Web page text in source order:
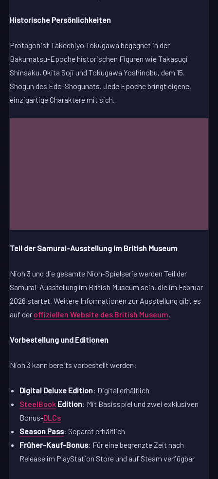
Historische Persönlichkeiten
Protagonist Takechiyo Tokugawa begegnet in der
Bakumatsu-Epoche historischen Figuren wie Takasugi
Shinsaku, Okita Soji und Tokugawa Yoshinobu, dem 15.
Shogun des Edo-Shogunats. Jede Epoche bringt eigene,
einzigartige Charaktere mit sich.
Teil der Samurai-Ausstellung im British Museum
Nioh 3 und die gesamte Nioh-Spielserie werden Teil der
Samurai-Ausstellung im British Museum sein, die im Februar
2026 startet. Weitere Informationen zur Ausstellung gibt es
auf der offiziellen Website des British Museum.
Vorbestellung und Editionen
Nioh 3 kann bereits vorbestellt werden:
Digital Deluxe Edition: Digital erhältlich
SteelBook Edition: Mit Basisspiel und zwei exklusiven
Bonus-DLCs
Season Pass: Separat erhältlich
Früher-Kauf-Bonus: Für eine begrenzte Zeit nach
Release im PlayStation Store und auf Steam verfügbar